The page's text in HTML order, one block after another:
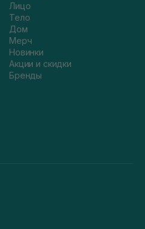
Лицо
Тело
Дом
Мерч
Новинки
Акции и скидки
Бренды